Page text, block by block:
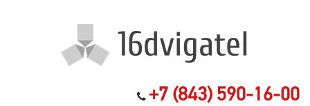
+7 (843) 590-16-00